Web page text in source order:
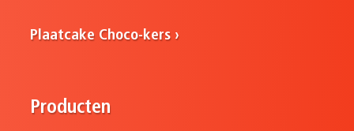
Plaatcake Choco-kers
Producten